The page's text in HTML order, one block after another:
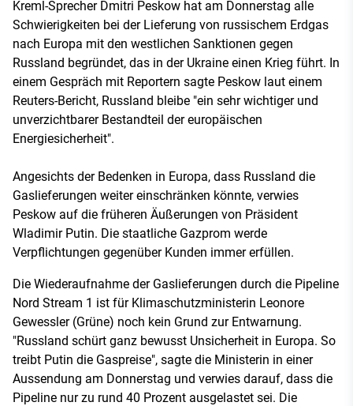
Kreml-Sprecher Dmitri Peskow hat am Donnerstag alle
Schwierigkeiten bei der Lieferung von russischem Erdgas
nach Europa mit den westlichen Sanktionen gegen
Russland begründet, das in der Ukraine einen Krieg führt. In
einem Gespräch mit Reportern sagte Peskow laut einem
Reuters-Bericht, Russland bleibe "ein sehr wichtiger und
unverzichtbarer Bestandteil der europäischen
Energiesicherheit".
Angesichts der Bedenken in Europa, dass Russland die
Gaslieferungen weiter einschränken könnte, verwies
Peskow auf die früheren Äußerungen von Präsident
Wladimir Putin. Die staatliche Gazprom werde
Verpflichtungen gegenüber Kunden immer erfüllen.
Die Wiederaufnahme der Gaslieferungen durch die Pipeline
Nord Stream 1 ist für Klimaschutzministerin Leonore
Gewessler (Grüne) noch kein Grund zur Entwarnung.
"Russland schürt ganz bewusst Unsicherheit in Europa. So
treibt Putin die Gaspreise", sagte die Ministerin in einer
Aussendung am Donnerstag und verwies darauf, dass die
Pipeline nur zu rund 40 Prozent ausgelastet sei. Die